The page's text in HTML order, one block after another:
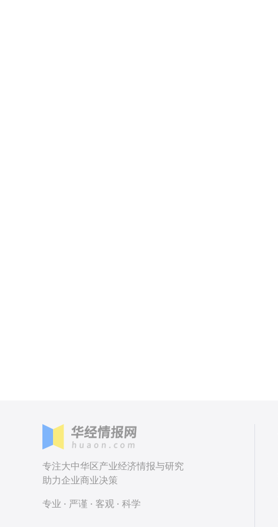
专注大中华区产业经济情报与研究
助力企业商业决策
专业 · 严谨 · 客观 · 科学